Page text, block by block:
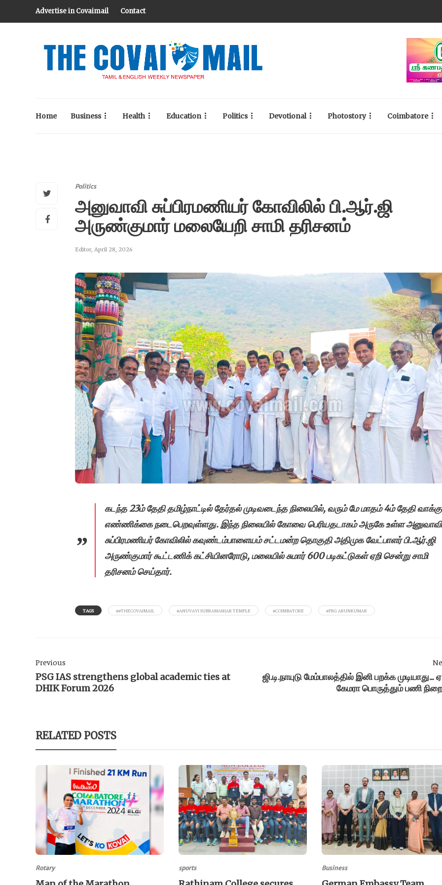
Advertise in Covaimail Contact
Home Business Health Education Politics Devotional Photostory Coimbatore
Politics
அனுவாவி சுப்பிரமணியர் கோவிலில் பி.ஆர்.ஜி
அருண்குமார் மலையேறி சாமி தரிசனம்
Editor, April 28, 2026
கடந்த 23ம் தேதி தமிழ்நாட்டில் தேர்தல் முடிவடைந்த நிலையில், வரும் மே மாதம் 4ம் தேதி வாக்கு
எண்ணிக்கை நடைபெறவுள்ளது. இந்த நிலையில் கோவை பெரியதடாகம் அருகே உள்ள அனுவாவி
சுப்பிரமணியர் கோவிலில் கவுண்டம்பாளையம் சட்டமன்ற தொகுதி அதிமுக வேட்பாளர் பி.ஆர்.ஜி
அருண்குமார் கூட்டணிக் கட்சியினரோடு, மலையில் சுமார் 600 படிகட்டுகள் ஏறி சென்று சாமி
தரிசனம் செய்தார்.
TAGS ##THECOVAIMAIL #ANUVAVI SUBRAMANIAR TEMPLE #COIMBATORE #PRG ARUNKUMAR
Previous
PSG IAS strengthens global academic ties at
DHIK Forum 2026
ஜி.டி.நாயுடு மேம்பாலத்தில் இனி பறக்க முடியாது...
கேமரா பொருத்தும் பணி
RELATED POSTS
Rotary sports Business